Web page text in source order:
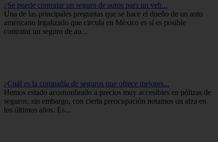
¿Se puede contratar un seguro de autos para un veh...
Una de las principales preguntas que se hace el dueño de un auto
americano legalizado que circula en México es sí es posible
contratar un seguro de au...
¿Cuál es la compañía de seguros que ofrece mejores...
Hemos estado acostumbrado a precios muy accesibles en pólizas de
seguros, sin embargo, con cierta preocupación notamos un alza en
los últimos años. Es...